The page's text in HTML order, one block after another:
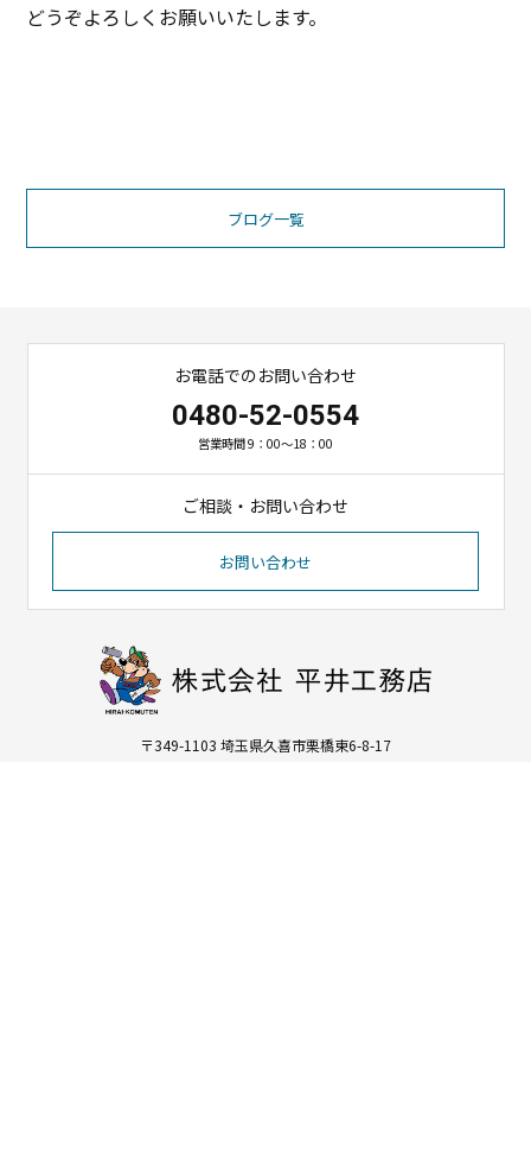
どうぞよろしくお願いいたします。
ブログ一覧
お電話でのお問い合わせ
0480-52-0554
営業時間 9：00～18：00
ご相談・お問い合わせ
お問い合わせ
〒349-1103 埼玉県久喜市栗橋東6-8-17